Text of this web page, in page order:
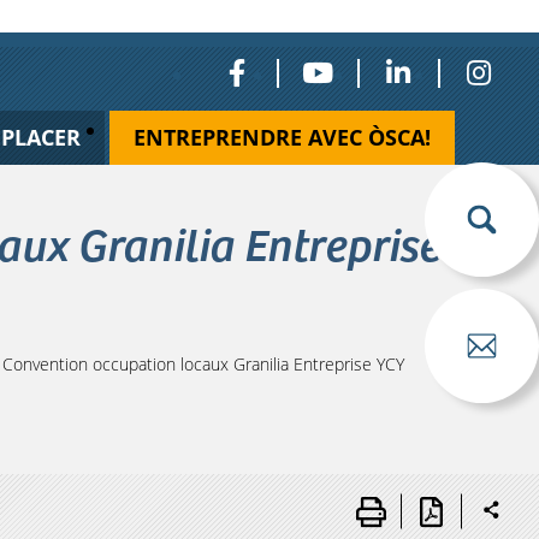
ENTREPRENDRE AVEC ÒSCA!
Granilia Entreprise
occupation locaux Granilia Entreprise YCY